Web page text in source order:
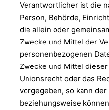
Verantwortlicher ist die
Person, Behörde,
die allein oder
Zwecke und Mittel der
personenbezogenen
Zwecke und Mittel
Unionsrecht oder das
vorgegeben, so kann
beziehungsweise